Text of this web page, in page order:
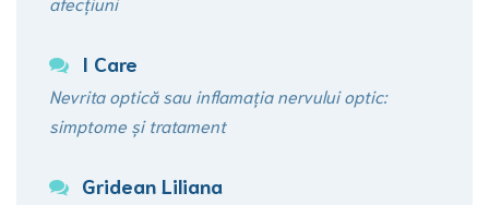
I Care
Nevrita optică sau inflamația nervului optic:
simptome și tratament
Gridean Liliana